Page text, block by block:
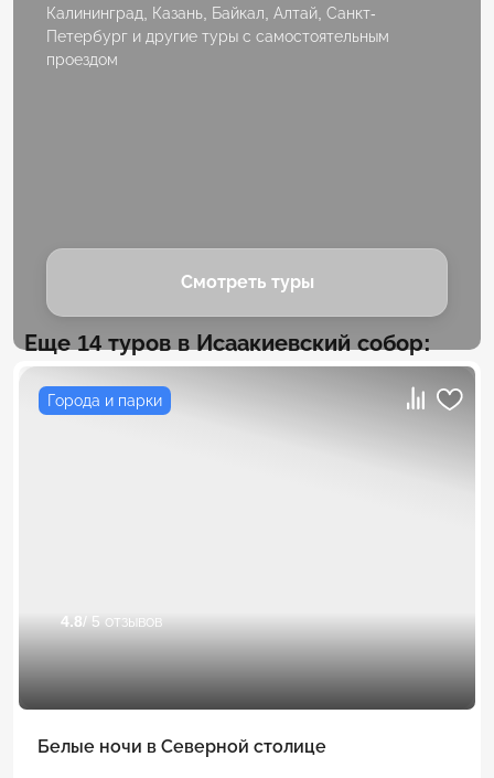
Калининград, Казань, Байкал, Алтай, Санкт-
Петербург и другие туры с самостоятельным
проездом
Смотреть туры
Еще 14 туров в Исаакиевский собор:
Города и парки
4.8/ 5 отзывов
Белые ночи в Северной столице